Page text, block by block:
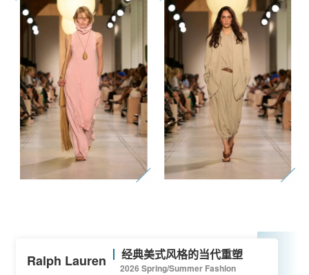
Ralph Lauren 经典美式风格的当代重塑
2026 Spring/Summer Fashion